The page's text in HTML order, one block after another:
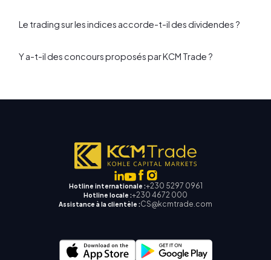
Le trading sur les indices accorde-t-il des dividendes ?
Y a-t-il des concours proposés par KCM Trade ?
Hotline internationale :+230 5297 0961
Hotline locale :+230 4672 000
Assistance à la clientèle :CS@kcmtrade.com